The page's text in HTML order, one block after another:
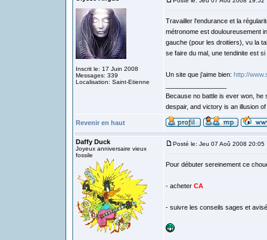
Inscrit le: 17 Juin 2008
Messages: 339
Localisation: Saint-Etienne
Travailler l'endurance et la
métronome est douloureusement
gauche (pour les droitiers), vu la
se faire du mal, une tendinite est
Un site que j'aime bien: http://
Because no battle is ever won, he
despair, and victory is an illusion
Revenir en haut
Daffy Duck
Joyeux anniversaire vieux
fossile
Posté le: Jeu 07 Aoû 2008 20:05
Pour débuter sereinement ce
- acheter CA
- suivre les conseils sages et